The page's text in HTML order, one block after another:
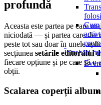
Cum
Întrebări
profundă
Aceasta este partea pe care
niciodată — și partea care
peste tot sau doar în unele
secțiunea setările editorului
fiecare opțiune și pe care să o
obții.
Scalarea coperții